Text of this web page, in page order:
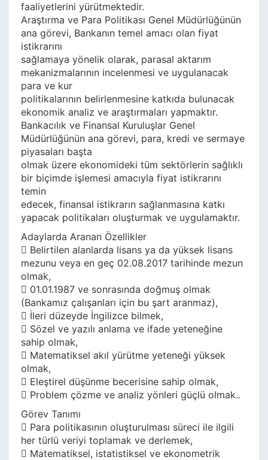
faaliyetlerini yürütmektedir.
Araştırma ve Para Politikası Genel Müdürlüğünün
ana görevi, Bankanın temel amacı olan fiyat
istikrarını
sağlamaya yönelik olarak, parasal aktarım
mekanizmalarının incelenmesi ve uygulanacak
para ve kur
politikalarının belirlenmesine katkıda bulunacak
ekonomik analiz ve araştırmaları yapmaktır.
Bankacılık ve Finansal Kuruluşlar Genel
Müdürlüğünün ana görevi, para, kredi ve sermaye
piyasaları başta
olmak üzere ekonomideki tüm sektörlerin sağlıklı
bir biçimde işlemesi amacıyla fiyat istikrarını
temin
edecek, finansal istikrarın sağlanmasına katkı
yapacak politikaları oluşturmak ve uygulamaktır.
Adaylarda Aranan Özellikler
 Belirtilen alanlarda lisans ya da yüksek lisans
mezunu veya en geç 02.08.2017 tarihinde mezun
olmak,
 01.01.1987 ve sonrasında doğmuş olmak
(Bankamız çalışanları için bu şart aranmaz),
 İleri düzeyde İngilizce bilmek,
 Sözel ve yazılı anlama ve ifade yeteneğine
sahip olmak,
 Matematiksel akıl yürütme yeteneği yüksek
olmak,
 Eleştirel düşünme becerisine sahip olmak,
 Problem çözme ve analiz yönleri güçlü olmak..
Görev Tanımı
 Para politikasının oluşturulması süreci ile ilgili
her türlü veriyi toplamak ve derlemek,
 Matematiksel, istatistiksel ve ekonometrik